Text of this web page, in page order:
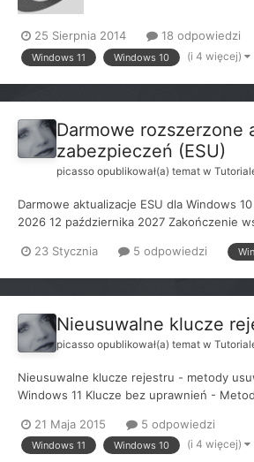
25 Sierpnia 2014 18 odpowiedzi
Windows 11 Windows 10 (i 4 więcej)
Darmowe rozszerzone
zabezpieczeń (ESU)
picasso opublikował(a) temat w
Darmowe aktualizacje ESU dla Windows
2026 12 października 2027 Zakończenie
jest tu wbudowany Microsoft Defender,
23 Stycznia 5 odpowiedzi
Nieusuwalne klucze
picasso opublikował(a) temat w
Nieusuwalne klucze rejestru - metody
Windows 11 Klucze bez uprawnień -
zastartowanie regedit z uprawnieniem
TrustedInstaller Klucze zablokowane
21 Maja 2015 5 odpowiedzi
Windows 11 Windows 10 (i 4 więcej)